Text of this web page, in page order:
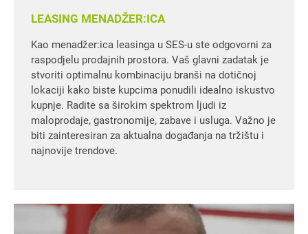
LEASING MENADŽER:ICA
Kao menadžer:ica leasinga u SES-u ste odgovorni za
raspodjelu prodajnih prostora. Vaš glavni zadatak je
stvoriti optimalnu kombinaciju branši na dotičnoj
lokaciji kako biste kupcima ponudili idealno iskustvo
kupnje. Radite sa širokim spektrom ljudi iz
maloprodaje, gastronomije, zabave i usluga. Važno je
biti zainteresiran za aktualna događanja na tržištu i
najnovije trendove.